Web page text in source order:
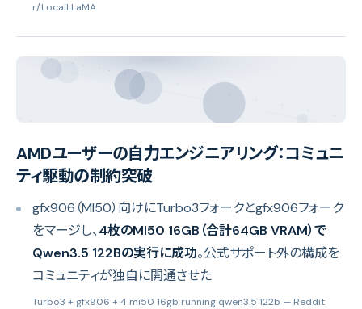
r/LocalLLaMA
AMDユーザーの自力エンジニアリング：コミュニ
ティ駆動の制約突破
gfx906（MI50）向けにTurbo3フォークとgfx906フォーク
をマージし、4枚のMI50 16GB（合計64GB VRAM）で
Qwen3.5 122Bの実行に成功。公式サポート外の構成を
コミュニティが独自に開通させた
Turbo3 + gfx906 + 4 mi50 16gb running qwen3.5 122b — Reddit